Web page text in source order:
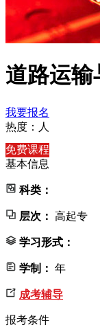
道路运输
我要报名
热度： 人
免费课程
基本信息
科类：
层次： 高起专
学习形式：
学制： 年
成考辅导
报考条件